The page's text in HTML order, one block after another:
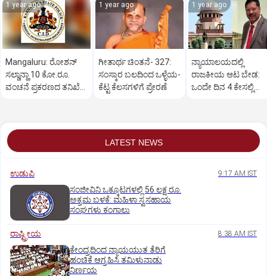
1 year ago
Mangaluru: ರೋಶನ್‌
ಸಲ್ಡಾನ್ಹಾ 10 ಕೋ.ರೂ.
ವಂಚನೆ ಪ್ರಕರಣದ ತನಿಖೆ
1 year ago
ಗೀತಾರ್ಥ ಚಿಂತನೆ- 327:
ಸಂಸ್ಕಾರ ಬಲದಿಂದ ಒಳ್ಳೆಯ-
ಕೆಟ್ಟ ಕೆಲಸಗಳಿಗೆ ಪ್ರೇರಣೆ
1 year ago
ನ್ಯಾಯಾಲಯದಲ್ಲಿ
ರಾಜಕೀಯ ಆಟ ಬೇಡ:
ಒಂದೇ ದಿನ 4 ಕೇಸಲ್ಲಿ
LATEST NEWS
ಉಡುಪಿ 9:17 AM IST
ಸಂಜೀವಿನಿ ಒಕ್ಕೂಟಗಳಲ್ಲಿ 56 ಲಕ್ಷ ರೂ.
ಅಕ್ರಮ ಬಳಕೆ: ಮಹಿಳಾ ಸ್ವಸಹಾಯ
ಸಂಘಗಳು ಕಂಗಾಲು
ರಾಷ್ಟ್ರೀಯ 8:38 AM IST
ಕೇಂದ್ರದಿಂದ ನ್ಯಾಯಯುತ ತೆರಿಗೆ
ಹಂಚಿಕೆ ಆಗ್ರಹಿಸಿ ತಮಿಳುನಾಡು
ನಿರ್ಣಯ